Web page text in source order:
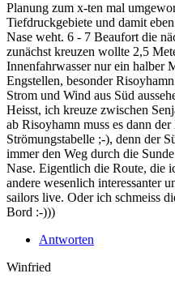
Planung zum x-ten mal
Tiefdruckgebiete und damit
Nase weht. 6 - 7 Beaufort die
zunächst kreuzen wollte 2,5
Innenfahrwasser nur ein halber
Engstellen, besonder
Strom und Wind aus Süd
Heisst, ich kreuze zwischen
ab Risoyhamn muss es dann
Strömungstabelle ;-), denn der
immer den Weg durch die
Nase. Eigentlich die Route, die
andere wesenlich interessanter
sailors live. Oder ich schmeiss
Bord :-)))
Antworten
Winfried